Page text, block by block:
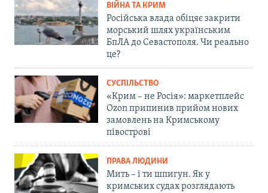
ВІЙНА ТА КРИМ
Російська влада обіцяє закрити
морський шлях українським
БпЛА до Севастополя. Чи реально
це?
СУСПІЛЬСТВО
«Крим – не Росія»: маркетплейс
Ozon припинив прийом нових
замовлень на Кримському
півострові
ПРАВА ЛЮДИНИ
Мить – і ти шпигун. Як у
кримських судах розглядають